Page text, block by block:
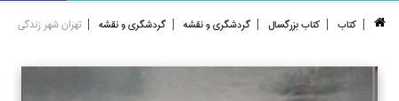
كتاب كتاب بزرگسال گردشگري و نقشه گردشگري و نقشه تهران شهر زندگي